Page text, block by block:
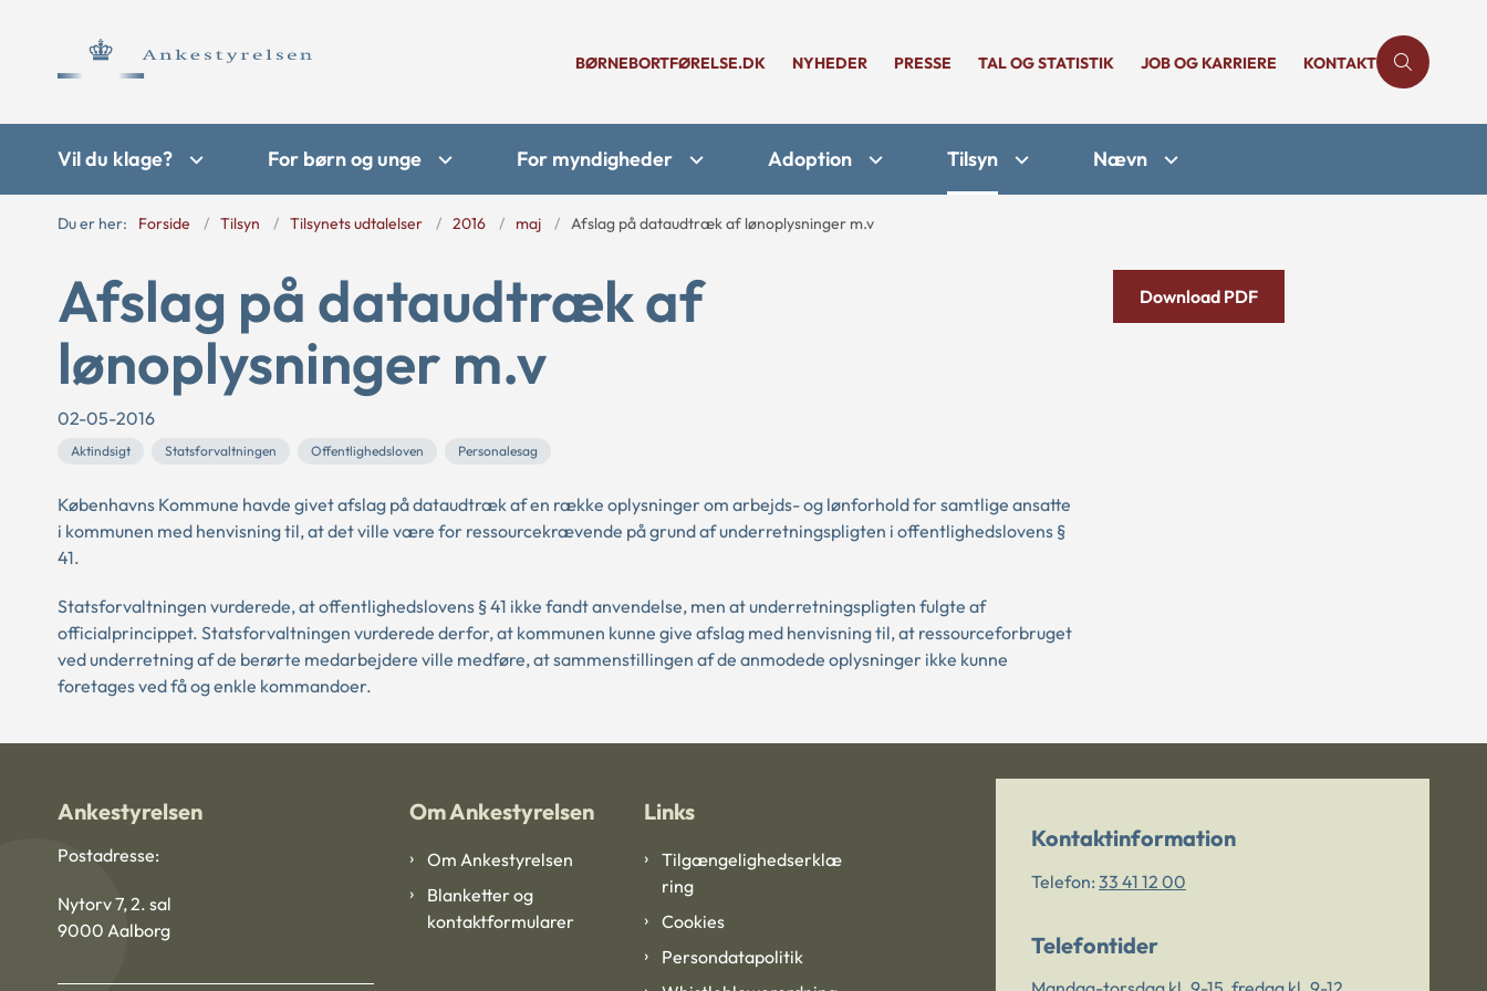
BØRNEBORTFØRELSE.DK NYHEDER PRESSE TAL OG STATISTIK JOB OG KARRIERE KONTAKT
Vil du klage? For børn og unge For myndigheder Adoption Tilsyn Nævn
Du er her: Forside Tilsyn Tilsynets udtalelser 2016 maj Afslag på dataudtræk af lønoplysninger m.v
Afslag på dataudtræk af
lønoplysninger m.v
02-05-2016
Aktindsigt Statsforvaltningen Offentlighedsloven Personalesag
Københavns Kommune havde givet afslag på dataudtræk af en række oplysninger om arbejds- og lønforhold for samtlige ansatte
i kommunen med henvisning til, at det ville være for ressourcekrævende på grund af underretningspligten i offentlighedslovens §
41.
Statsforvaltningen vurderede, at offentlighedslovens § 41 ikke fandt anvendelse, men at underretningspligten fulgte af
officialprincippet. Statsforvaltningen vurderede derfor, at kommunen kunne give afslag med henvisning til, at ressourceforbruget
ved underretning af de berørte medarbejdere ville medføre, at sammenstillingen af de anmodede oplysninger ikke kunne
foretages ved få og enkle kommandoer.
Download PDF
Ankestyrelsen
Postadresse:
Nytorv 7, 2. sal
9000 Aalborg
Om Ankestyrelsen
Om Ankestyrelsen
Blanketter og
kontaktformularer
Links
Tilgængelighedserklæ
ring
Cookies
Persondatapolitik
Kontaktinformation
Telefon: 33 41 12 00
Telefontider